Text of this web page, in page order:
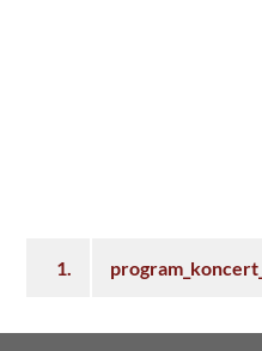
1.